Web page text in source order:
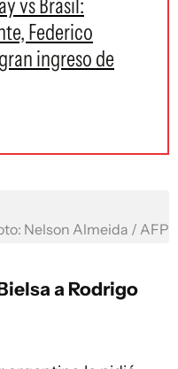
vs Brasil:
Federico
ingreso de
Nelson Almeida / AFP
a Rodrigo